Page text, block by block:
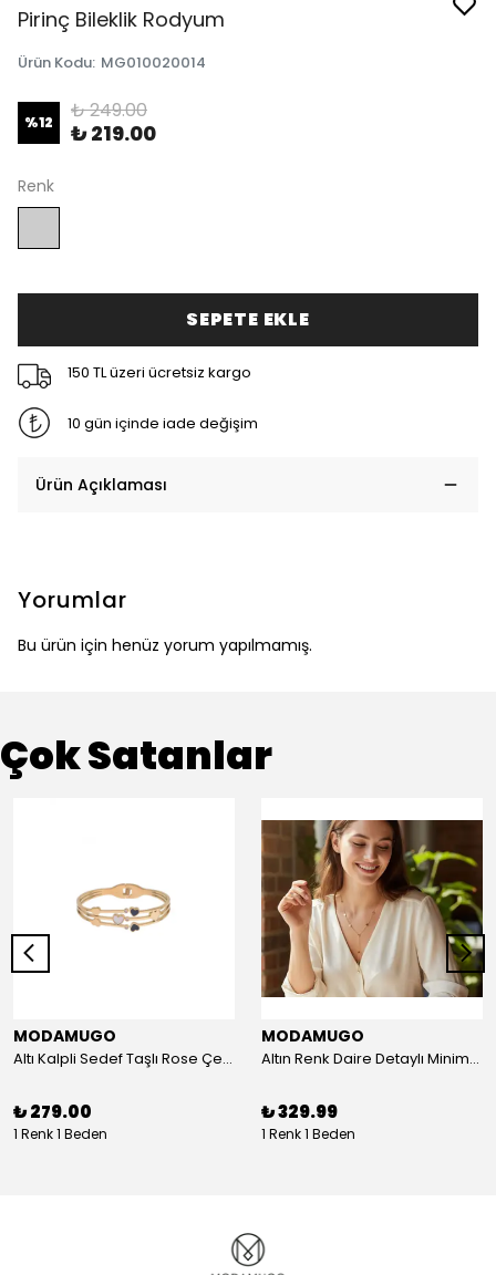
Pirinç Bileklik Rodyum
Ürün Kodu: MG010020014
%12 ₺ 249.00
₺ 219.00
Renk
SEPETE EKLE
150 TL üzeri ücretsiz kargo
10 gün içinde iade değişim
Ürün Açıklaması
Yorumlar
Bu ürün için henüz yorum yapılmamış.
Çok Satanlar
MODAMUGO
Altı Kalpli Sedef Taşlı Rose Çelik Kelepçe Bileklik
₺ 279.00
1 Renk 1 Beden
MODAMUGO
Altın Renk Daire Detaylı Minimal Y Çelik Kolye
₺ 329.99
1 Renk 1 Beden